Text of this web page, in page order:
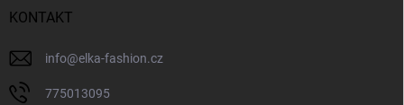
KONTAKT
info@elka-fashion.cz
775013095